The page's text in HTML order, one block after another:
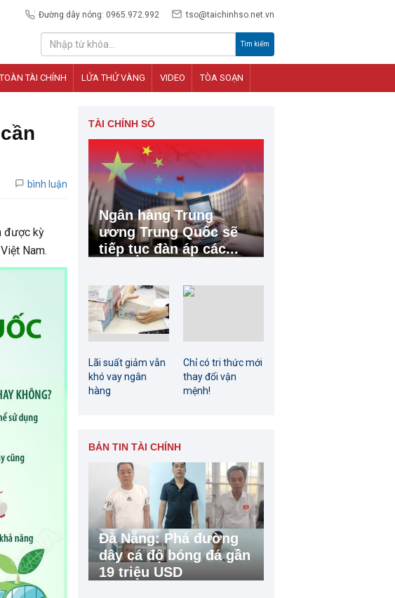
Đường dây nóng: 0965.972.992 tso@taichinhso.net.vn
Tìm kiếm
TÀI CHÍNH LỬA THỬ VÀNG VIDEO TÒA SOẠN
bình luận
được kỳ
Nam.
TÀI CHÍNH SỐ
Ngân hàng Trung
ương Trung Quốc sẽ
tiếp tục đàn áp các...
Lãi suất giảm vẫn
khó vay ngân
hàng
Chỉ có tri thức mới
thay đổi vận
mệnh!
BẢN TIN TÀI CHÍNH
Đà Nẵng: Phá đường
dây cá độ bóng đá gần
19 triệu USD